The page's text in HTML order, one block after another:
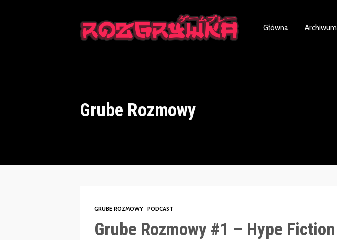
Główna Archiwum
Grube Rozmowy
GRUBE ROZMOWY PODCAST
Grube Rozmowy #1 – Hype Fiction